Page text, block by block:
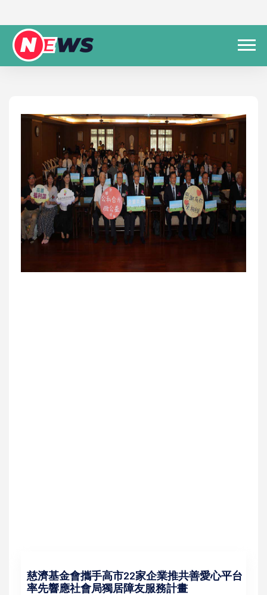
慈濟基金會攜手高市22家企業推共善愛心平台
率先響應社會局獨居障友服務計畫